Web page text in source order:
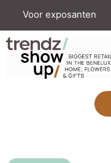
Voor exposanten